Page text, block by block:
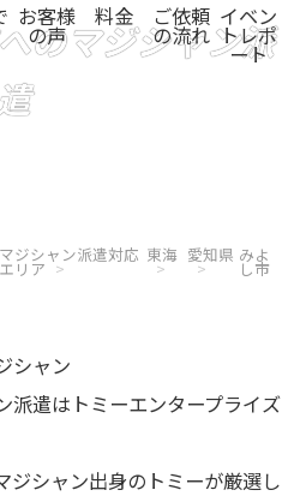
お客様
の声
料金 ご依頼
の流れ
イベン
トレポ
ート
のマジシャン派
マジシャン派遣対応
エリア
東海 愛知県 みよ
し市
派遣はトミーエンタープライズ
ジシャン出身のトミーが厳選し